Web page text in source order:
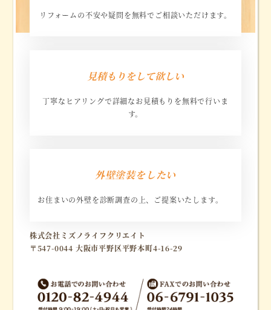
リフォームの不安や疑問を無料でご相談いただけます。
見積もりをして欲しい
丁寧なヒアリングで詳細なお見積もりを無料で行いま
す。
外壁塗装をしたい
お住まいの外壁を診断調査の上、ご提案いたします。
リ
ン
株式会社ミズノライフクリエイト
〒547-0044 大阪市平野区平野本町4-16-29